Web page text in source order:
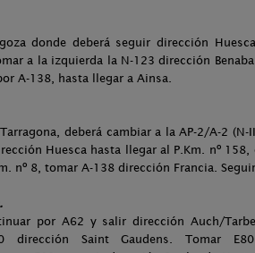
donde deberá seguir dirección
a la izquierda la N-123 dirección
A-138, hasta llegar a Ainsa.
deberá cambiar a la AP-2/A-2
Huesca hasta llegar al P.Km. nº
nº 8, tomar A-138 dirección Francia.
por A62 y salir dirección Auch/
dirección Saint Gaudens. Tomar